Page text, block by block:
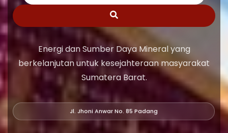
Energi dan Sumber Daya Mineral yang
berkelanjutan untuk kesejahteraan masyarakat
Sumatera Barat.
Jl. Jhoni Anwar No. 85 Padang